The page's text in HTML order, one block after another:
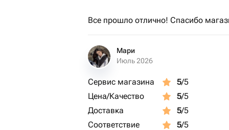
Все прошло отлично! Спасибо
Мари
Июль 2026
Сервис магазина 5/5
Цена/Качество
5/5
Доставка
5/5
Соответствие
5/5